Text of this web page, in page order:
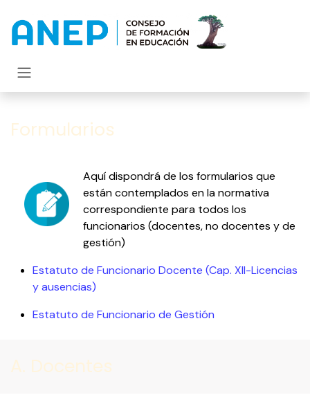
Formularios
Aquí dispondrá de los formularios que
están contemplados en la normativa
correspondiente para todos los
funcionarios (docentes, no docentes y de
gestión)
Estatuto de Funcionario Docente (Cap. XII-Licencias
y ausencias)
Estatuto de Funcionario de Gestión
A. Docentes